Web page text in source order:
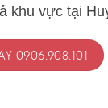
khu vực tại
0906.908.101